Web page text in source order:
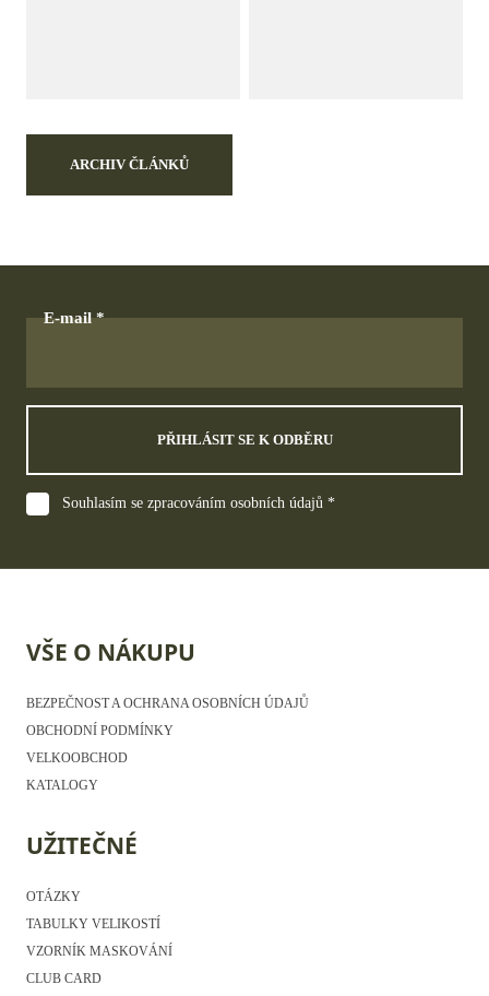
ARCHIV ČLÁNKŮ
E-mail
PŘIHLÁSIT SE K ODBĚRU
Souhlasím se zpracováním osobních údajů *
VŠE O NÁKUPU
BEZPEČNOST A OCHRANA OSOBNÍCH ÚDAJŮ
OBCHODNÍ PODMÍNKY
VELKOOBCHOD
KATALOGY
UŽITEČNÉ
OTÁZKY
TABULKY VELIKOSTÍ
VZORNÍK MASKOVÁNÍ
CLUB CARD